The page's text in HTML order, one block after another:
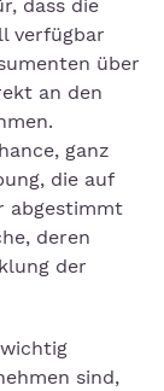
dass die
verfügbar
über
an den
ganz
die auf
abgestimmt
deren
der
sind,